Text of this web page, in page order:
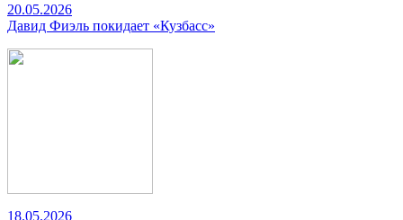
20.05.2026
Давид Фиэль покидает «Кузбасс»
18.05.2026